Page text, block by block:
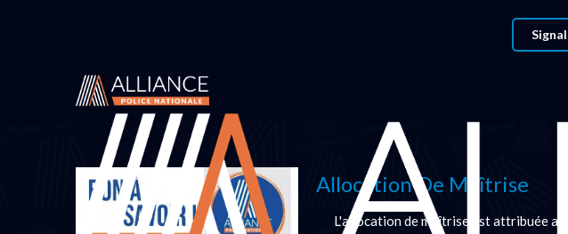
Vous êtes ici : Accueil
Allocation De Maîtrise
L'allocation de maîtrise est attribuée